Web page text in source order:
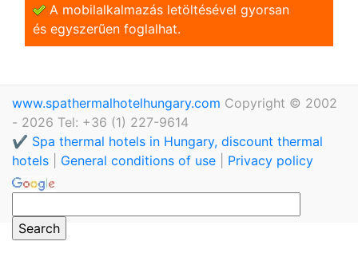
A mobilalkalmazás letöltésével gyorsan
és egyszerũen foglalhat.
www.spathermalhotelhungary.com Copyright © 2002
- 2026 Tel: +36 (1) 227-9614
✔️ Spa thermal hotels in Hungary, discount thermal
hotels
General conditions of use Privacy policy